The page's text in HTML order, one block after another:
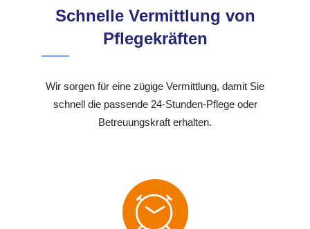
Schnelle Vermittlung von
Pflegekräften
Wir sorgen für eine zügige Vermittlung, damit Sie
schnell die passende 24-Stunden-Pflege oder
Betreuungskraft erhalten.